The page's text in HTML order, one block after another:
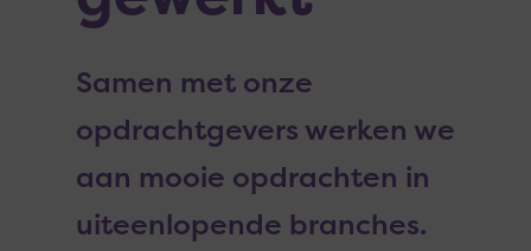
Samen met onze
opdrachtgevers werken we
aan mooie opdrachten in
uiteenlopende branches.